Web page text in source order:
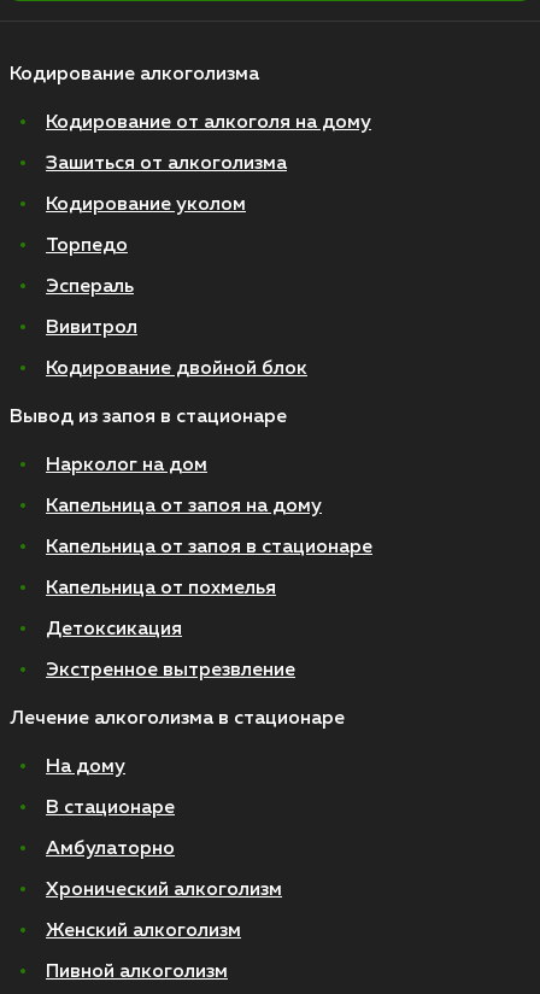
Кодирование алкоголизма
Кодирование от алкоголя на дому
Зашиться от алкоголизма
Кодирование уколом
Торпедо
Эспераль
Вивитрол
Кодирование двойной блок
Вывод из запоя в стационаре
Нарколог на дом
Капельница от запоя на дому
Капельница от запоя в стационаре
Капельница от похмелья
Детоксикация
Экстренное вытрезвление
Лечение алкоголизма в стационаре
На дому
В стационаре
Амбулаторно
Хронический алкоголизм
Женский алкоголизм
Пивной алкоголизм